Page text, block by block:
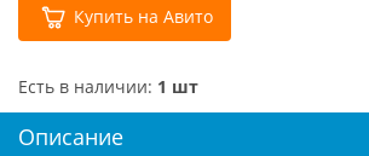
Купить на Авито
Есть в наличии: 1 шт
Описание